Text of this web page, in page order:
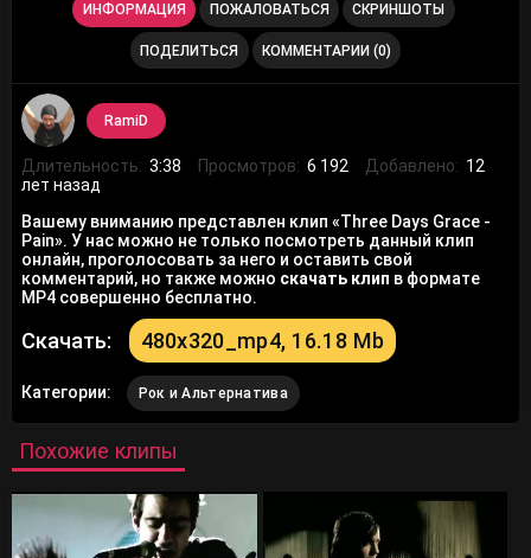
ИНФОРМАЦИЯ ПОЖАЛОВАТЬСЯ СКРИНШОТЫ
ПОДЕЛИТЬСЯ КОММЕНТАРИИ (0)
RamiD
Длительность: 3:38 Просмотров: 6 192 Добавлено: 12
лет назад
Вашему вниманию представлен клип «Three Days Grace -
Pain». У нас можно не только посмотреть данный клип
онлайн, проголосовать за него и оставить свой
комментарий, но также можно скачать клип в формате
MP4 совершенно бесплатно.
Скачать: 480x320_mp4, 16.18 Mb
Категории: Рок и Альтернатива
Похожие клипы